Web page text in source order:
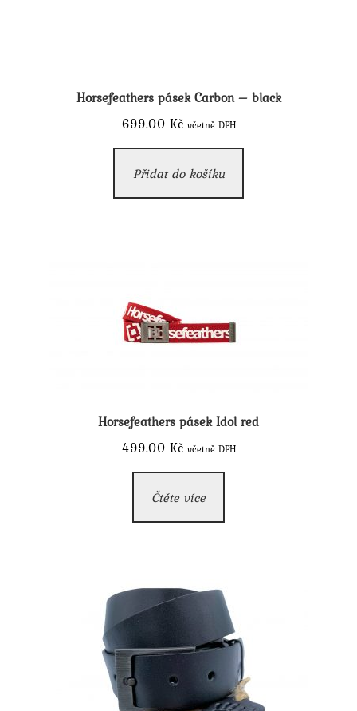
Horsefeathers pásek Carbon – black
699.00 Kč včetně DPH
Přidat do košíku
Horsefeathers pásek Idol red
499.00 Kč včetně DPH
Čtěte více